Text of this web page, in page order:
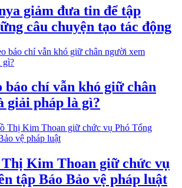
giảm đưa tin để tập
câu chuyện tạo tác động
báo chí vẫn khó giữ chân
giải pháp là gì?
Kim Thoan giữ chức vụ
tập Báo Bảo vệ pháp luật